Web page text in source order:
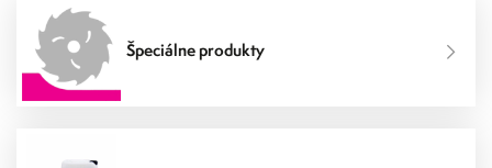
Špeciálne produkty